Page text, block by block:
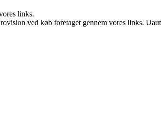
links.
ved køb foretaget gennem vores links.